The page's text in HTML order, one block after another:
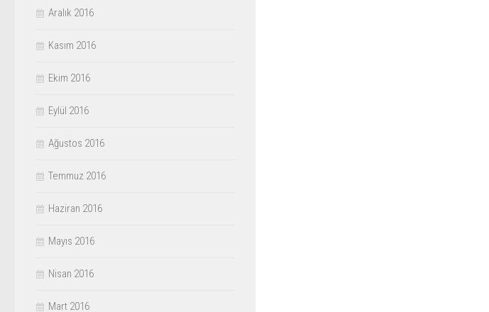
Aralık 2016
Kasım 2016
Ekim 2016
Eylül 2016
Ağustos 2016
Temmuz 2016
Haziran 2016
Mayıs 2016
Nisan 2016
Mart 2016